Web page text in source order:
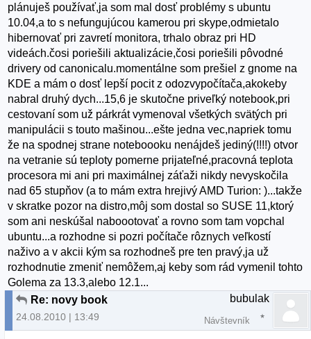
plánuješ používať,ja som mal dosť problémy s ubuntu
10.04,a to s nefungujúcou kamerou pri skype,odmietalo
hibernovať pri zavretí monitora, trhalo obraz pri HD
videách.čosi poriešili aktualizácie,čosi poriešili pôvodné
drivery od canonicalu.momentálne som prešiel z gnome na
KDE a mám o dosť lepší pocit z odozvypočítača,akokeby
nabral druhý dych...15,6 je skutočne priveľký notebook,pri
cestovaní som už párkrát vymenoval všetkých svätých pri
manipulácii s touto mašinou...ešte jedna vec,napriek tomu
že na spodnej strane noteboooku nenájdeš jediný(!!!!) otvor
na vetranie sú teploty pomerne prijateľné,pracovná teplota
procesora mi ani pri maximálnej záťaži nikdy nevyskočila
nad 65 stupňov (a to mám extra hrejivý AMD Turion: )...takže
v skratke pozor na distro,môj som dostal so SUSE 11,ktorý
som ani neskúšal naboootovať a rovno som tam vopchal
ubuntu...a rozhodne si pozri počítače rôznych veľkostí
naživo a v akcii kým sa rozhodneš pre ten pravý,ja už
rozhodnutie zmeniť nemôžem,aj keby som rád vymenil tohto
Golema za 13.3,alebo 12.1...
Re: novy book
24.08.2010 | 13:49
bubulak
Návštevník